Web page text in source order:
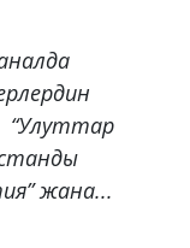
“Улуттар
жана...